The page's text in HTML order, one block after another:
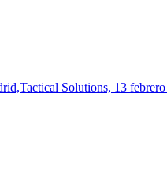
Solutions, 13